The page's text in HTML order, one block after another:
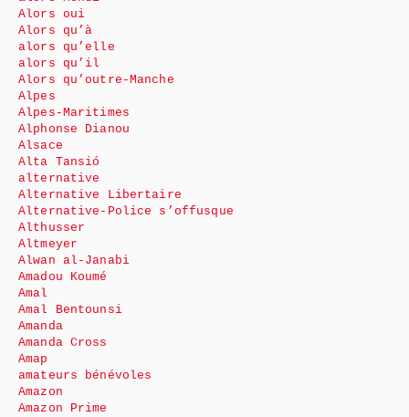
Alors oui
Alors qu’à
alors qu’elle
alors qu’il
Alors qu’outre-Manche
Alpes
Alpes-Maritimes
Alphonse Dianou
Alsace
Alta Tansió
alternative
Alternative Libertaire
Alternative-Police s’offusque
Althusser
Altmeyer
Alwan al-Janabi
Amadou Koumé
Amal
Amal Bentounsi
Amanda
Amanda Cross
Amap
amateurs bénévoles
Amazon
Amazon Prime